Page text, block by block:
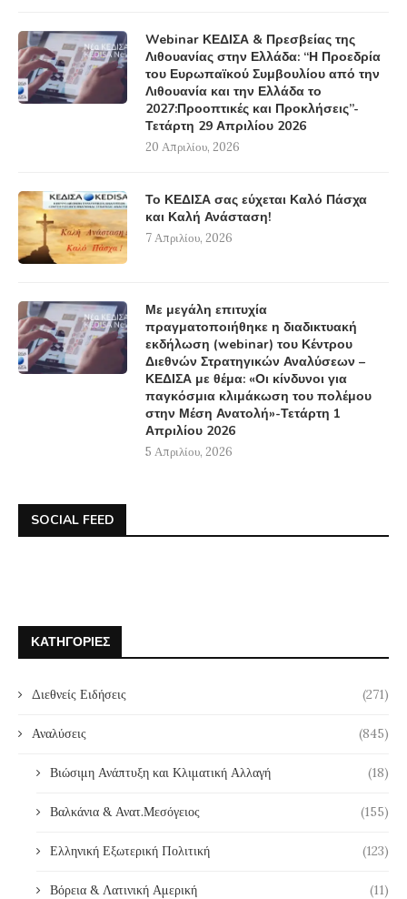
Webinar ΚΕΔΙΣΑ & Πρεσβείας της
Λιθουανίας στην Ελλάδα: “Η Προεδρία
του Ευρωπαϊκού Συμβουλίου από την
Λιθουανία και την Ελλάδα το
2027:Προοπτικές και Προκλήσεις”-
Τετάρτη 29 Απριλίου 2026
20 Απριλίου, 2026
Το ΚΕΔΙΣΑ σας εύχεται Καλό Πάσχα
και Καλή Ανάσταση!
7 Απριλίου, 2026
Με μεγάλη επιτυχία
πραγματοποιήθηκε η διαδικτυακή
εκδήλωση (webinar) του Κέντρου
Διεθνών Στρατηγικών Αναλύσεων –
ΚΕΔΙΣΑ με θέμα: «Οι κίνδυνοι για
παγκόσμια κλιμάκωση του πολέμου
στην Μέση Ανατολή»-Τετάρτη 1
Απριλίου 2026
5 Απριλίου, 2026
SOCIAL FEED
ΚΑΤΗΓΟΡΊΕΣ
Διεθνείς Ειδήσεις (271)
Αναλύσεις (845)
Βιώσιμη Ανάπτυξη και Κλιματική Αλλαγή (18)
Βαλκάνια & Ανατ.Μεσόγειος (155)
Ελληνική Εξωτερική Πολιτική (123)
Βόρεια & Λατινική Αμερική (11)